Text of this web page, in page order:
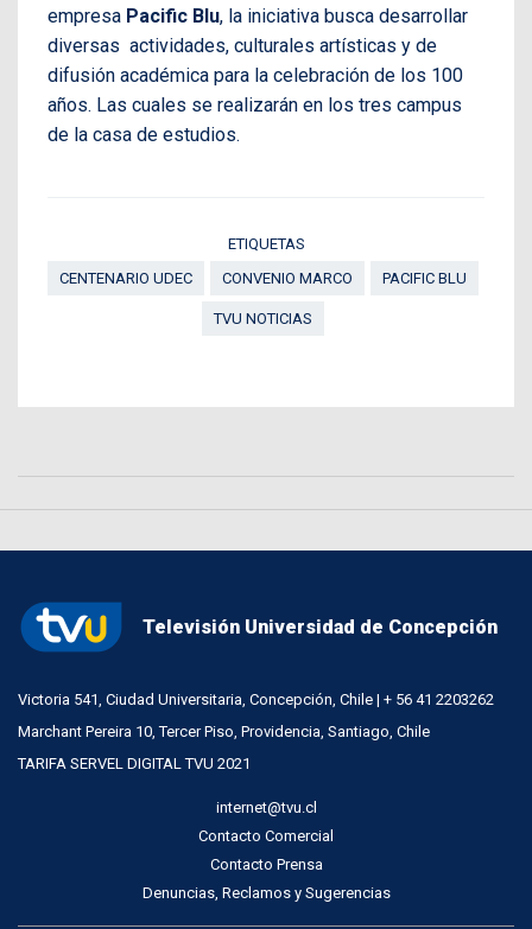
empresa Pacific Blu, la iniciativa busca desarrollar
diversas actividades, culturales artísticas y de
difusión académica para la celebración de los 100
años. Las cuales se realizarán en los tres campus
de la casa de estudios.
ETIQUETAS
CENTENARIO UDEC
CONVENIO MARCO PACIFIC BLU
TVU NOTICIAS
Televisión Universidad de Concepción
Victoria 541, Ciudad Universitaria, Concepción, Chile | + 56 41 2203262
Marchant Pereira 10, Tercer Piso, Providencia, Santiago, Chile
TARIFA SERVEL DIGITAL TVU 2021
internet@tvu.cl
Contacto Comercial
Contacto Prensa
Denuncias, Reclamos y Sugerencias